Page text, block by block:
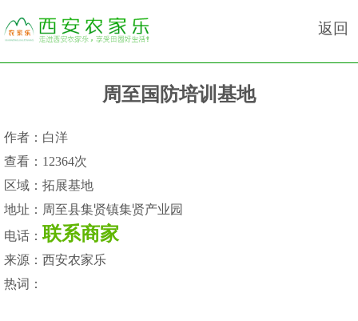
返回
周至国防培训基地
作者： 白洋
查看： 12364次
区域： 拓展基地
地址： 周至县集贤镇集贤产业园
电话：联系商家
来源： 西安农家乐
热词：